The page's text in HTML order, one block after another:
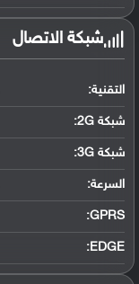
شبكة الاتصال
التقنية:
شبكة 2G:
شبكة 3G :
السرعة:
GPRS:
EDGE: